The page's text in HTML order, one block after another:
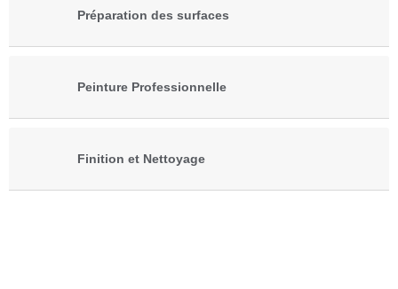
Préparation des surfaces
Peinture Professionnelle
Finition et Nettoyage